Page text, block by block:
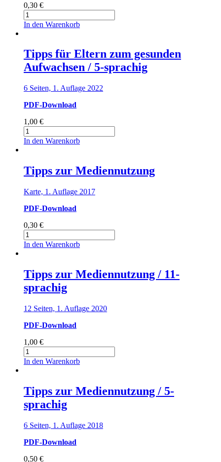
0,30 €
Tipps
für
gesunden
Aufwachsen
Menge
In den Warenkorb
Tipps für Eltern zum gesunden
Aufwachsen / 5-sprachig
6 Seiten, 1. Auflage 2022
PDF-Download
1,00 €
Tipps
für
gesunden
Aufwachsen
5-
Menge
In den Warenkorb
Tipps zur Mediennutzung
Karte, 1. Auflage 2017
PDF-Download
0,30 €
Tipps
zur
In den Warenkorb
Tipps zur Mediennutzung / 11-
sprachig
12 Seiten, 1. Auflage 2020
PDF-Download
1,00 €
Tipps
zur
11-
sprachig
Menge
In den Warenkorb
Tipps zur Mediennutzung / 5-
sprachig
6 Seiten, 1. Auflage 2018
PDF-Download
0,50 €